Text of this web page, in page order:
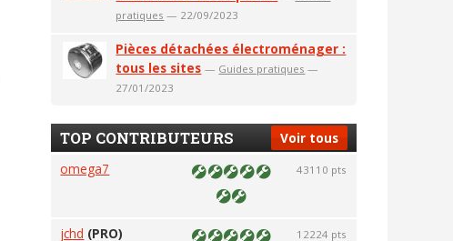
pratiques — 22/09/2023
Pièces détachées électroménager :
tous les sites — Guides pratiques —
27/01/2023
Voir tous
TOP CONTRIBUTEURS
omega7 43110 pts
jchd (PRO) 12224 pts